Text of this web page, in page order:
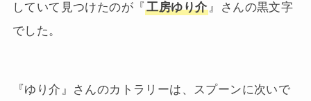
していて見つけたのが『工房ゆり介』さんの黒文字
でした。
『ゆり介』さんのカトラリーは、スプーンに次いで